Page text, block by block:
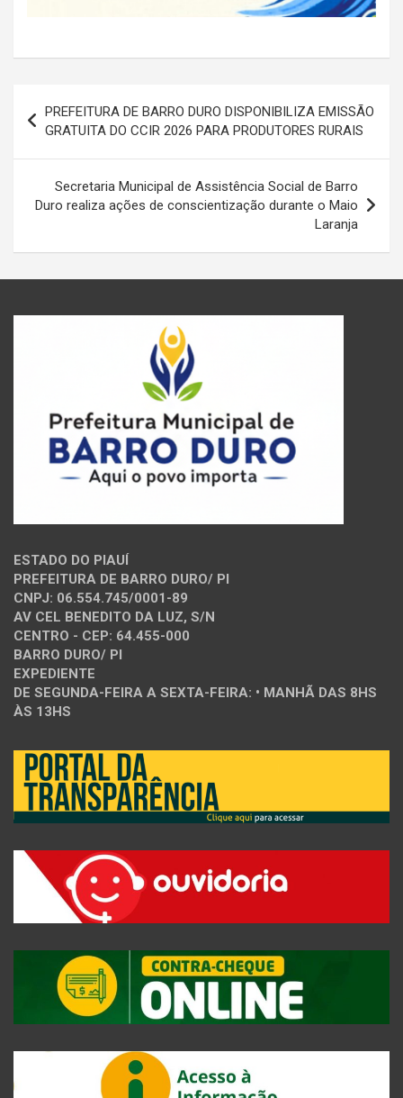
de
Post
PREFEITURA DE BARRO DURO DISPONIBILIZA EMISSÃO
GRATUITA DO CCIR 2026 PARA PRODUTORES RURAIS
Secretaria Municipal de Assistência Social de Barro
Duro realiza ações de conscientização durante o Maio
Laranja
ESTADO DO PIAUÍ
PREFEITURA DE BARRO DURO/ PI
CNPJ: 06.554.745/0001-89
AV CEL BENEDITO DA LUZ, S/N
CENTRO - CEP: 64.455-000
BARRO DURO/ PI
EXPEDIENTE
DE SEGUNDA-FEIRA A SEXTA-FEIRA: • MANHÃ DAS 8HS
ÀS 13HS